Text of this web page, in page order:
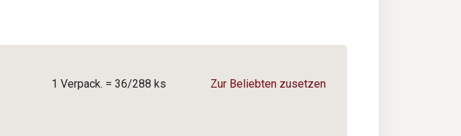
1 Verpack. = 36/288 ks Zur Beliebten zusetzen